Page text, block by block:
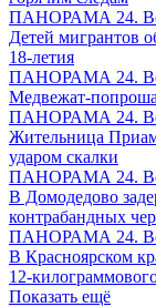
ПАНОРАМА 24.
Детей мигрантов
18-летия
ПАНОРАМА 24.
Медвежат-
ПАНОРАМА 24.
Жительница
ударом скалки
ПАНОРАМА 24.
В Домодедово
контрабандных
ПАНОРАМА 24.
В Красноярском
12-
Показать ещё